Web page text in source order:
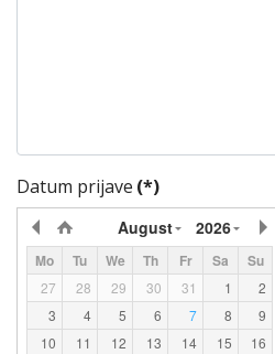
Datum prijave (*)
August 2026
Mo Tu We Th Fr Sa Su
27 28 29 30 31 1
2
3
4 5 6 7 8
9
10
11 12 13 14 15
16